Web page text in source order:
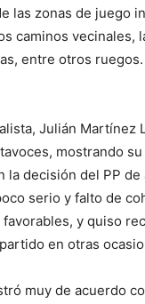
las zonas de juego
caminos vecinales,
entre otros
Julián Martínez
mostrando
la decisión del PP
serio y falto de
y quiso
en otras
muy de acuerdo